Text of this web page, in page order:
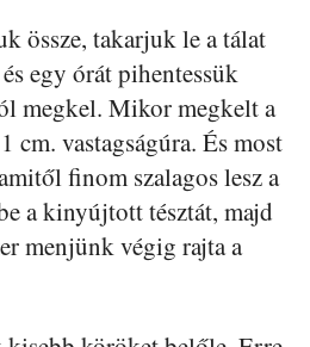
össze, takarjuk le a tálat
egy órát pihentessük
megkel. Mikor megkelt a
cm. vastagságúra. És most
finom szalagos lesz a
a kinyújtott tésztát, majd
menjünk végig rajta a